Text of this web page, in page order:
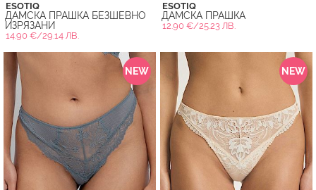
ESOTIQ
ДАМСКА ПРАШКА БЕЗШЕВНО
ИЗРЯЗАНИ
14.90 €/29.14 ЛВ.
ESOTIQ
ДАМСКА ПРАШКА
12.90 €/25.23 ЛВ.
NEW NEW